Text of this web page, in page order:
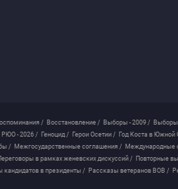
/ Восстановление / Выборы - 2009 / Выборы
РЮО - 2026 / Геноцид / Герои Осетии / Год Коста в Южной
/ Межгосударственные соглашения / Международные
в рамках женевских дискуссий / Повторные
кандидатов в президенты / Рассказы ветеранов ВОВ /